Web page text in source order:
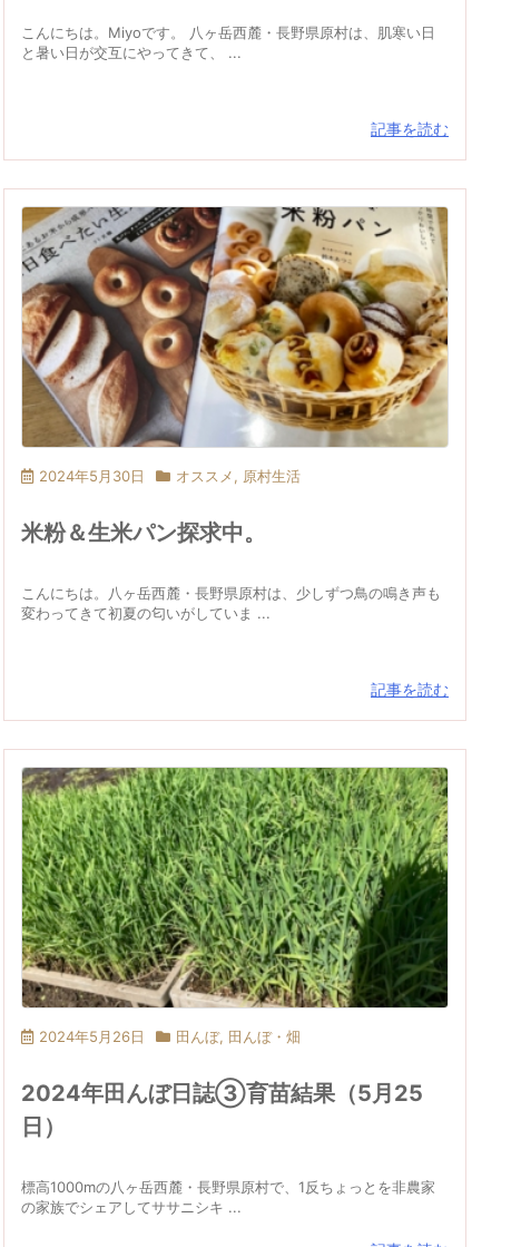
こんにちは。Miyoです。 八ヶ岳西麓・長野県原村は、肌寒い日
と暑い日が交互にやってきて、 ...
記事を読む
2024年5月30日 オススメ, 原村生活
米粉＆生米パン探求中。
こんにちは。八ヶ岳西麓・長野県原村は、少しずつ鳥の鳴き声も
変わってきて初夏の匂いがしていま ...
記事を読む
2024年5月26日 田んぼ, 田んぼ・畑
2024年田んぼ日誌③育苗結果（5月25
日）
標高1000mの八ヶ岳西麓・長野県原村で、1反ちょっとを非農家
の家族でシェアしてササニシキ ...